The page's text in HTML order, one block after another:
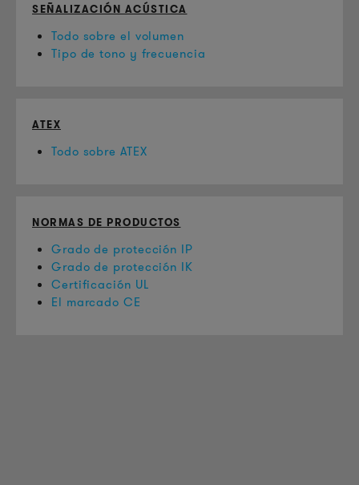
SEÑALIZACIÓN ACÚSTICA
Todo sobre el volumen
Tipo de tono y frecuencia
ATEX
Todo sobre ATEX
NORMAS DE PRODUCTOS
Grado de protección IP
Grado de protección IK
Certificación UL
El marcado CE